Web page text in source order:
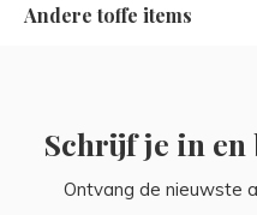
Andere toffe items
Schrijf je in en
Ontvang de nieuwste